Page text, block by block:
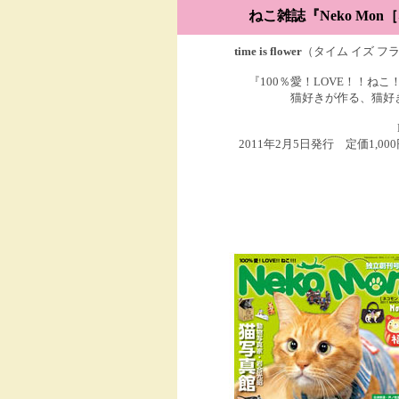
ねこ雑誌 『Neko Mon
time is flower （タイム イズ フ
『100％愛！LOVE！！ねこ
猫好きが作る、猫好
2011年2月5日発行 定価